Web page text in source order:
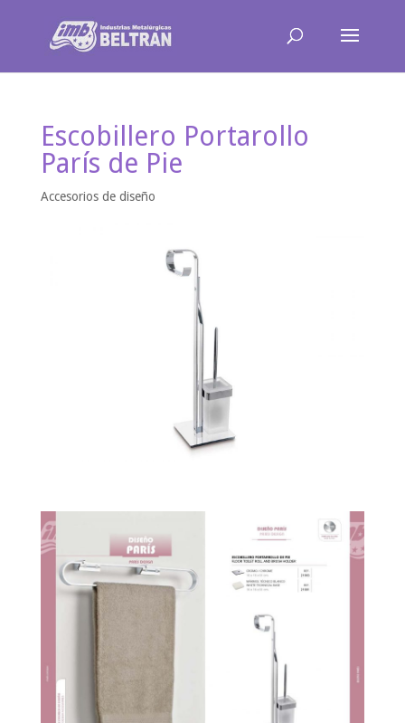
Escobillero Portarollo
París de Pie
Accesorios de diseño